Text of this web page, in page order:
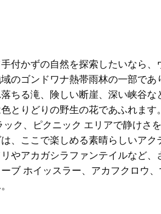
付かずの自然を探索したいなら
のゴンドワナ熱帯雨林の一部で
ちる滝、険しい断崖、深い峡谷
とりどりの野生の花であふれま
ック、ピクニック エリアで静けさ
、ここで楽しめる素晴らしいア
やアカガシラファンテイルなど
ブ ホイッスラー、アカフクロウ